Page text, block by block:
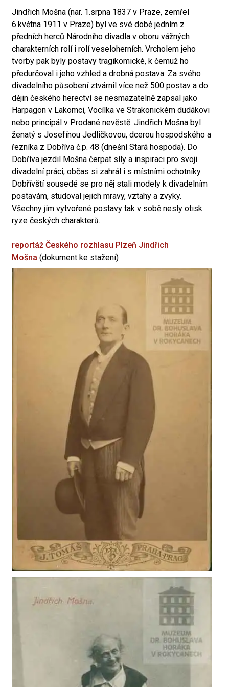
Jindřich Mošna (nar. 1.srpna 1837 v Praze, zemřel
6.května 1911 v Praze) byl ve své době jedním z
předních herců Národního divadla v oboru vážných
charakterních rolí i rolí veseloherních. Vrcholem jeho
tvorby pak byly postavy tragikomické, k čemuž ho
předurčoval i jeho vzhled a drobná postava. Za svého
divadelního působení ztvárnil více než 500 postav a do
dějin českého herectví se nesmazatelně zapsal jako
Harpagon v Lakomci, Vocílka ve Strakonickém dudákovi
nebo principál v Prodané nevěstě. Jindřich Mošna byl
ženatý s Josefínou Jedličkovou, dcerou hospodského a
řezníka z Dobříva č.p. 48 (dnešní Stará hospoda). Do
Dobříva jezdil Mošna čerpat síly a inspiraci pro svoji
divadelní práci, občas si zahrál i s místními ochotníky.
Dobřívští sousedé se pro něj stali modely k divadelním
postavám, studoval jejich mravy, vztahy a zvyky.
Všechny jím vytvořené postavy tak v sobě nesly otisk
ryze českých charakterů.
reportáž Českého rozhlasu Plzeň Jindřich
Mošna (dokument ke stažení)